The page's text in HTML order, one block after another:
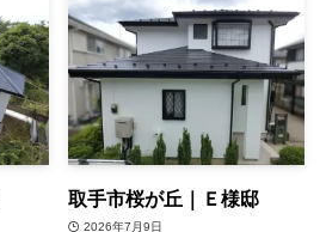
取手市桜が丘｜Ｅ様邸
2026年7月9日